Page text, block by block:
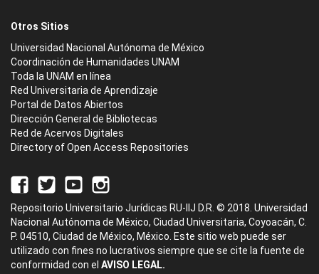
Otros Sitios
Universidad Nacional Autónoma de México
Coordinación de Humanidades UNAM
Toda la UNAM en línea
Red Universitaria de Aprendizaje
Portal de Datos Abiertos
Dirección General de Bibliotecas
Red de Acervos Digitales
Directory of Open Access Repositories
Repositorio Universitario Jurídicas RU-IIJ D.R. © 2018. Universidad
Nacional Autónoma de México, Ciudad Universitaria, Coyoacán, C.
P. 04510, Ciudad de México, México. Este sitio web puede ser
utilizado con fines no lucrativos siempre que se cite la fuente de
conformidad con el AVISO LEGAL.